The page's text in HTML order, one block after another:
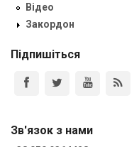
Відео
Закордон
Підпишіться
Зв'язок з нами